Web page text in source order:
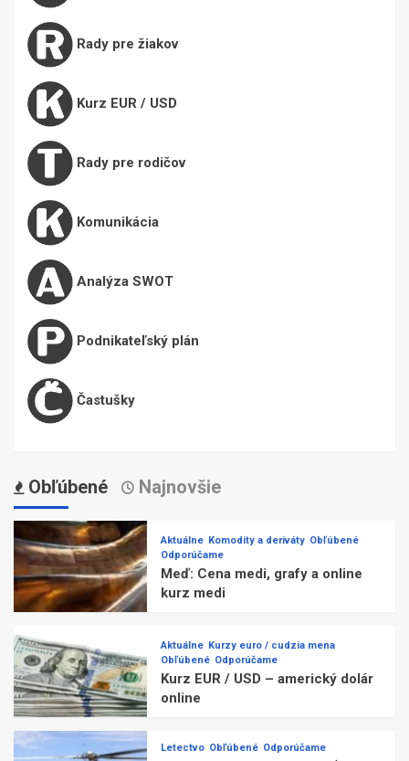
Rady pre žiakov
Kurz EUR / USD
Rady pre rodičov
Komunikácia
Analýza SWOT
Podnikateľský plán
Častušky
Obľúbené Najnovšie
Aktuálne Komodity a deriváty Obľúbené
Odporúčame
Meď: Cena medi, grafy a online
kurz medi
Aktuálne Kurzy euro / cudzia mena
Obľúbené Odporúčame
Kurz EUR / USD – americký dolár
online
Letectvo Obľúbené Odporúčame